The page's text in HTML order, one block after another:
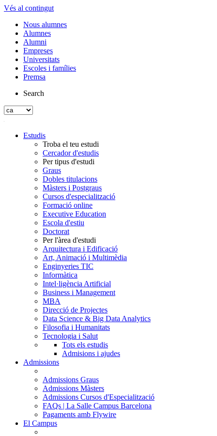
Vés al contingut
Nous alumnes
Alumnes
Alumni
Empreses
Universitats
Escoles i famílies
Premsa
Search
Estudis
Troba el teu estudi
Cercador d'estudis
Per tipus d'estudi
Graus
Dobles titulacions
Màsters i Postgraus
Cursos d'especialització
Formació online
Executive Education
Escola d'estiu
Doctorat
Per l'àrea d'estudi
Arquitectura i Edificació
Art, Animació i Multimèdia
Enginyeries TIC
Informàtica
Intel·ligència Artificial
Business i Management
MBA
Direcció de Projectes
Data Science & Big Data Analytics
Filosofia i Humanitats
Tecnologia i Salut
Tots els estudis
Admisions i ajudes
Admissions
Admissions Graus
Admissions Màsters
Admissions Cursos d'Especialització
FAQs | La Salle Campus Barcelona
Pagaments amb Flywire
El Campus